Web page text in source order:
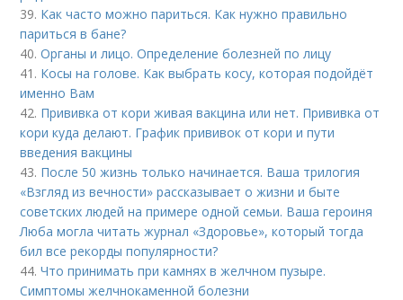
39. Как часто можно париться. Как нужно правильно
париться в бане?
40.Органы и лицо. Определение болезней по лицу
41. Косы на голове. Как выбрать косу, которая подойдёт
именно Вам
42. Прививка от кори живая вакцина или нет. Прививка от
кори куда делают. График прививок от кори и пути
введения вакцины
43. После 50 жизнь только начинается. Ваша трилогия
«Взгляд из вечности» рассказывает о жизни и быте
советских людей на примере одной семьи. Ваша героиня
Люба могла читать журнал «Здоровье», который тогда
бил все рекорды популярности?
44.Что принимать при камнях в желчном пузыре.
Симптомы желчнокаменной болезни